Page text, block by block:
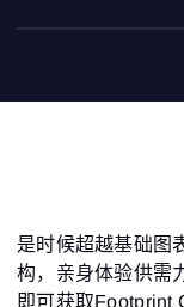
是时候超越基础图
构，亲身体验供需
即可获取Footprint